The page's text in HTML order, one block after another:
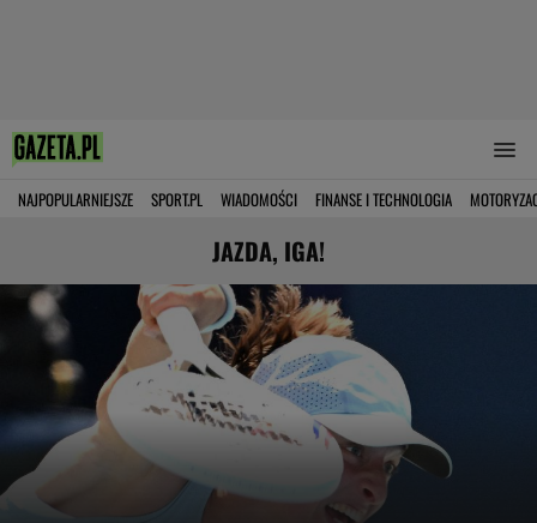
NAJPOPULARNIEJSZE SPORT.PL WIADOMOŚCI FINANSE I TECHNOLOGIA
JAZDA, IGA!